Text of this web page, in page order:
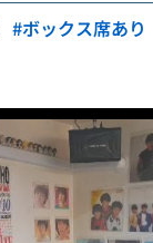
#ボックス席あり